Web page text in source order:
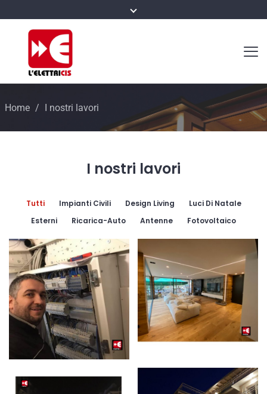
Home / I nostri lavori
I nostri lavori
Tutti Impianti Civili Design Living
Luci Di Natale
Esterni
Ricarica-Auto Antenne Fotovoltaico